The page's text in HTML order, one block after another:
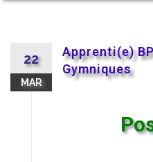
22
MAR
Apprenti(e)
Gymniques